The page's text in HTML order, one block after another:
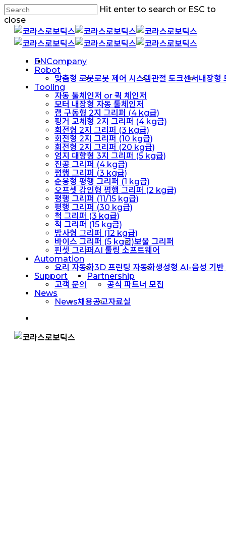
Skip
to
main
content
Hit enter to search or ESC to
close
Close
Search
MenuENCompany
Robot
맞춤형 로봇로봇 제어 시스템관절 토크센서 내장형
Tooling
자동 툴체인저 or 퀵 체인저
모터 내장형 자동 툴체인저
캠 구동형 2지 그리퍼 (4 kg급)
핑거 교체형 2지 그리퍼 (4 kg급)
회전형 2지 그리퍼 (3 kg급)
회전형 2지 그리퍼 (10 kg급)
회전형 2지 그리퍼 (20 kg급)
엄지 대향형 3지 그리퍼 (5 kg급)
진공 그리퍼 (4 kg급)
평행 그리퍼 (3 kg급)
순응형 평행 그리퍼 (1 kg급)
오프셋 강인형 평행 그리퍼 (2 kg급)
평행 그리퍼 (11/15 kg급)
평행 그리퍼 (30 kg급)
척 그리퍼 (3 kg급)
척 그리퍼 (15 kg급)
방사형 그리퍼 (12 kg급)
바이스 그리퍼 (5 kg급)보울 그리퍼
핀셋 그리퍼AI 툴링 소프트웨어
Automation
요리 자동화3D 프린팅 자동화생성형 AI-음성 기반
Support
고객 문의
Partnership
공식 파트너 모집
News
News채용공고자료실